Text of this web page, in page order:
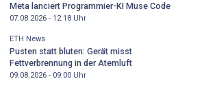
Meta lanciert Programmier-KI Muse Code
07.08.2026 - 12:18Uhr
ETH News
Pusten statt bluten: Gerät misst
Fettverbrennung in der Atemluft
09.08.2026 - 09:00Uhr